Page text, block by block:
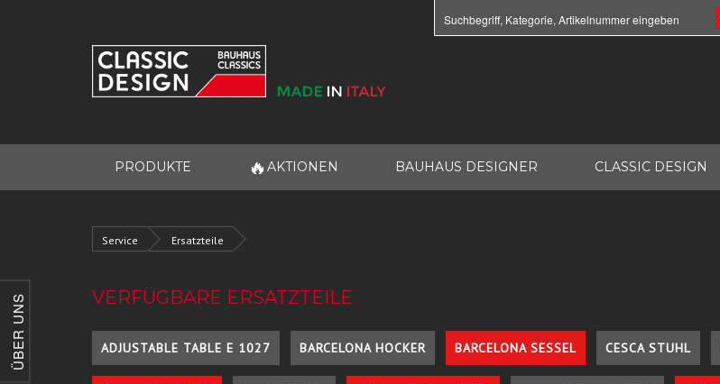
ÜBER UNS
PRODUKTE 🔥 AKTIONEN BAUHAUS DESIGNER CLASSIC DESIGN
Service Ersatzteile
VERFÜGBARE ERSATZTEILE
ADJUSTABLE TABLE E 1027 BARCELONA HOCKER BARCELONA SESSEL CESCA STUHL